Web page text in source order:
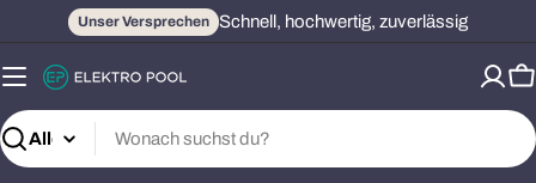
Inhalt
springen
Unser Versprechen Schnell, hochwertig, zuverlässig
Suchen